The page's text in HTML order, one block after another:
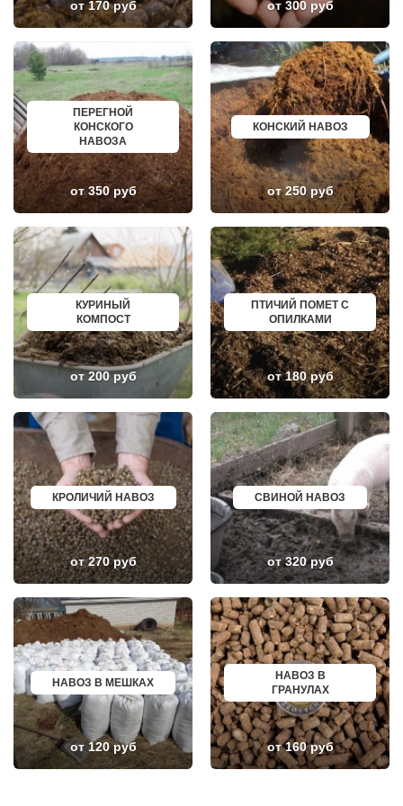
ЛУКИНО
ЛУНЕВО
ЛЫТКАРИНО
ЛЬВОВСКИЙ
ЛЮБЕРЦЫ
ЛЮБУЧАНЫ
МАЛАХОВКА
МАЛИНО
МАМЫРИ
МАРФИНО
МЕНДЕЛЕЕВО
МЕШКОВО
МЕЩЕРИНО
МИХНЕВО
МОЖАЙСК
МОЛОДЕЖНЫЙ
МОЛОКОВО
МОНИНО
МОСКОВСКИЙ
МУХАНОВО
МЫТИЩИ
НАРО-ФОМИНСК
НАХАБИНО
НЕКРАСОВКА
НЕКРАСОВСКИЙ
НЕМЧИНОВКА
НОВИНКИ
НОВОБРАТЦЕВСКИЙ
НОВОИВАНОВСКОЕ
НОВОПЕТРОВСКОЕ
НОВОПОДРЕЗКОВО
НОВОСИНЬКОВО
НОГИНСК
ОБОЛЕНСК
ОБУХОВО
ОДИНЦОВО
ОЖЕРЕЛЬЕ
ОКТЯБРЬСКИЙ
ОПАЛИХА
ОРЕХОВО-ЗУЕВО
ОСТРОВЦЫ
ПАВЛОВСКАЯ СЛОБОДА
ПАВЛОВСКИЙ ПОСАД
ПЕНИНО
ПЕРВОМАЙСКОЕ
ПЕРЕСВЕТ
ПЕСКИ
ПИРОГОВСКИЙ
ПОВАРОВО
ПОДОЛЬСК
ПОЛУШКИНО
КУРГАНИНСК
ЩЕКИНО
СИМ
МАЛОЯРОСЛАВЕЦ
МАРИИНСК
МИНУСИНСК
ВЕРХНЯЯ ПЫШМА
РОССОШЬ
УСТЬ ЛАБИНСК
КОМСОМОЛЬСК
РЖЕВ
АЛЕКСЕЕВКА
ВЯЗЬМА
ИШИМ
ЗЕЛЕНОДОЛЬСК
ЛИВНЫ
БОБРОВ
ЛИСКИ
КУЗНЕЦК
БАЛАШОВ
ВЫШНИЙ ВОЛОЧЕК
БЕЛОЯРСКИЙ
ГУСЬ ХРУСТАЛЬНЫЙ
ИЗБЕРБАШ
НАЗРАНЬ
АБИНСК
ИСКИТИМ
СЫСЕРТЬ
КЫЗЫЛ
МИХАЙЛОВКА
АКСАЙ
ПЕРЕСЛАВЛЬ ЗАЛЕССКИЙ
ЖУКОВ
КУРЧАТОВ
УГЛИЧ
ШЕБЕКИНО
БЕЛОВО
СОКОЛ
ОЗЕРСК
ОКТЯБРЬСК
КИМРЫ
КОТЛАС
УСТЬ ИЛИМСК
ШАДРИНСК
ДАНКОВ
МИЧУРИНСК
ВЯЗНИКИ
ГОРОДЕЦ
САСОВО
СУХОЙ ЛОГ
ГУРЬЕВСК
от 170 руб от 300 руб
ПЕРЕГНОЙ
КОНСКОГО
НАВОЗА
от 350 руб
КОНСКИЙ НАВОЗ
от 250 руб
КУРИНЫЙ
КОМПОСТ
от 200 руб
ПТИЧИЙ ПОМЕТ С
ОПИЛКАМИ
от 180 руб
КРОЛИЧИЙ НАВОЗ
от 270 руб
СВИНОЙ НАВОЗ
от 320 руб
НАВОЗ В МЕШКАХ
от 120 руб
НАВОЗ В
ГРАНУЛАХ
от 160 руб